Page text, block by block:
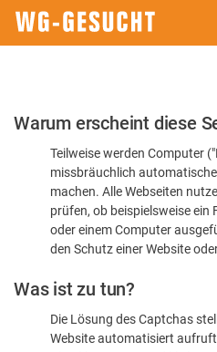
Bitte
dass
sind
Warum erscheint diese
Teilweise werden Computer
missbräuchlich
machen. Alle Webseiten
prüfen, ob beispielsweise ein
oder einem Computer
den Schutz einer Website
Was ist zu tun?
Die Lösung des Captchas
Website automatisiert